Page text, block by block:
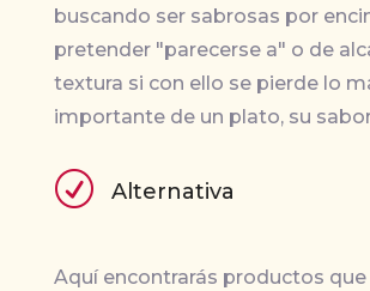
buscando ser sabrosas por
pretender "parecerse a" o de
textura si con ello se pierde lo
importante de un plato, su
R Alternativa
Aquí encontrarás productos